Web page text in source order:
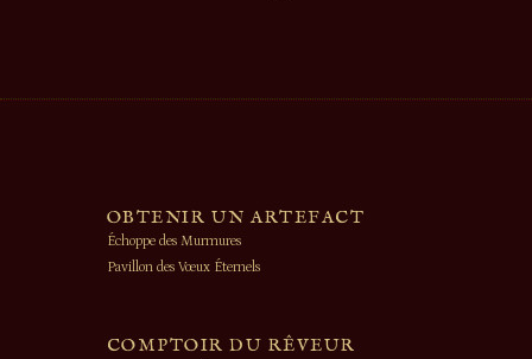
OBTENIR UN ARTEFACT
Échoppe des Murmures
Pavillon des Vœux Éternels
COMPTOIR DU RÊVEUR